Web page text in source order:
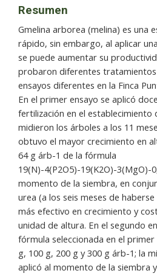
Resumen
Gmelina arborea (melina) es una
rápido, sin embargo, al aplicar
se puede aumentar su
probaron diferentes
ensayos diferentes en la Finca
En el primer ensayo se aplicó
fertilización en el establecimiento
midieron los árboles a los 11
obtuvo el mayor crecimiento en
64 g árb-1 de la fórmula
19(N)-4(P2O5)-19(K2O)-3(MgO)-
momento de la siembra, en
urea (a los seis meses de
más efectivo en crecimiento y
unidad de altura. En el segundo
fórmula seleccionada en el
g, 100 g, 200 g y 300 g árb-1; la
aplicó al momento de la siembra